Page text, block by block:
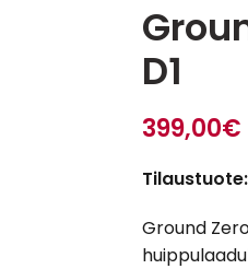
D1
399,00€
Ground